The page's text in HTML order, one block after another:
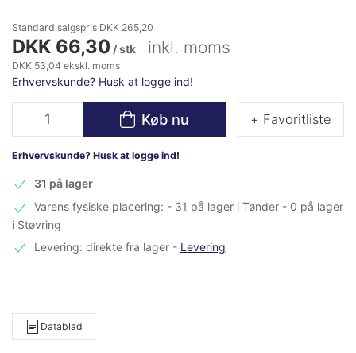
Standard salgspris DKK 265,20
DKK 66,30 / stk inkl. moms
DKK 53,04 ekskl. moms
Erhvervskunde? Husk at logge ind!
Køb nu
Erhvervskunde? Husk at logge ind!
+ Favoritliste
31 på lager
Varens fysiske placering: - 31 på lager i Tønder - 0 på lager
i Støvring
Levering: direkte fra lager- Levering
Datablad